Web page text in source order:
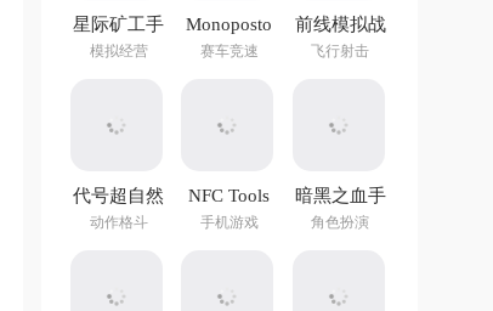
星际矿工手
游
模拟经营
Monoposto
最新版
赛车竞速
前线模拟战
飞行射击
代号超自然
手游官方版
动作格斗
NFC Tools
PRO官方正
手机游戏
暗黑之血手
游
角色扮演